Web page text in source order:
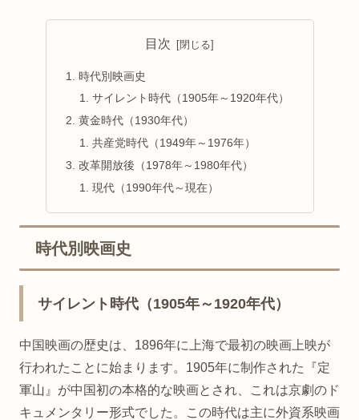
目次
時代別映画史
サイレント時代（1905年～1920年代）
黄金時代（1930年代）
共産党時代（1949年～1976年）
改革開放後（1978年～1980年代）
現代（1990年代～現在）
時代別映画史
サイレント時代（1905年～1920年代）
中国映画の歴史は、1896年に上海で最初の映画上映が
行われたことに始まります。1905年に制作された『定
軍山』が中国初の本格的な映画とされ、これは京劇のド
キュメンタリー形式でした。この時代は主に外資系映画